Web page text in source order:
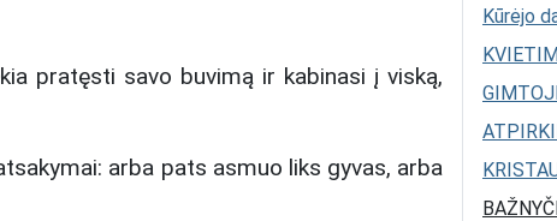
Kūrėjo
pratęsti savo buvimą ir kabinasi į viską,
arba pats asmuo liks gyvas, arba